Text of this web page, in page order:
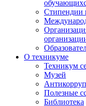
Стипендии
О техникуме
Техникум
Музей
Полезные
Библиотека